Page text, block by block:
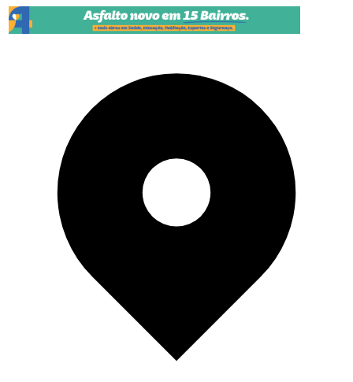
Pular para o conteúdo